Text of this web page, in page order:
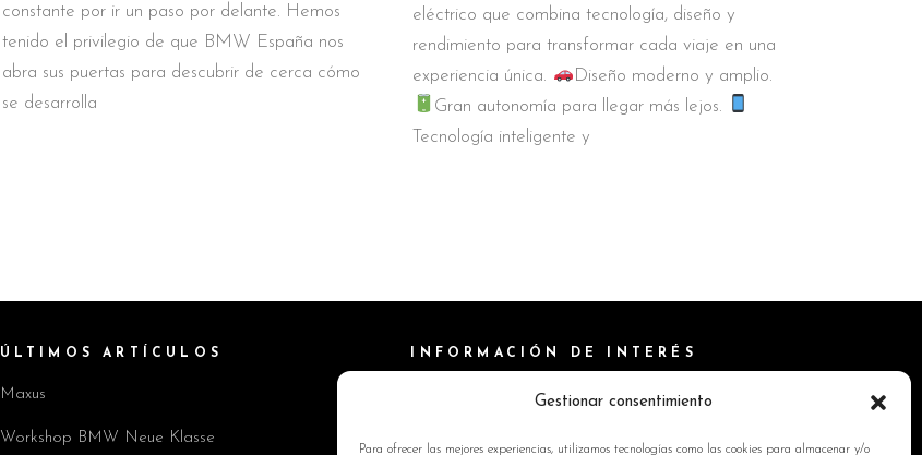
Gestionar consentimiento
Para ofrecer las mejores experiencias, utilizamos tecnologías como las cookies para almacenar y/o
constante por ir un paso por delante. Hemos
tenido el privilegio de que BMW España nos
abra sus puertas para descubrir de cerca cómo
se desarrolla
eléctrico que combina tecnología, diseño y
rendimiento para transformar cada viaje en una
experiencia única.
Diseño moderno y amplio.
Gran autonomía para llegar más lejos.
Tecnología inteligente y
ÚLTIMOS ARTÍCULOS
Maxus
Workshop BMW Neue Klasse
INFORMACIÓN DE INTERÉS
Política de Cookies